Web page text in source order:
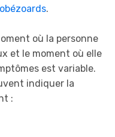
.
où la personne
et le moment où elle
est variable.
indiquer la
: